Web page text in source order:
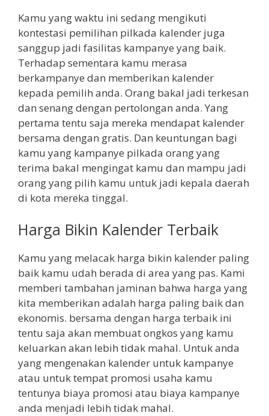
Kamu yang waktu ini sedang mengikuti
kontestasi pemilihan pilkada kalender juga
sanggup jadi fasilitas kampanye yang baik.
Terhadap sementara kamu merasa
berkampanye dan memberikan kalender
kepada pemilih anda. Orang bakal jadi terkesan
dan senang dengan pertolongan anda. Yang
pertama tentu saja mereka mendapat kalender
bersama dengan gratis. Dan keuntungan bagi
kamu yang kampanye pilkada orang yang
terima bakal mengingat kamu dan mampu jadi
orang yang pilih kamu untuk jadi kepala daerah
di kota mereka tinggal.
Harga Bikin Kalender Terbaik
Kamu yang melacak harga bikin kalender paling
baik kamu udah berada di area yang pas. Kami
memberi tambahan jaminan bahwa harga yang
kita memberikan adalah harga paling baik dan
ekonomis. bersama dengan harga terbaik ini
tentu saja akan membuat ongkos yang kamu
keluarkan akan lebih tidak mahal. Untuk anda
yang mengenakan kalender untuk kampanye
atau untuk tempat promosi usaha kamu
tentunya biaya promosi atau biaya kampanye
anda menjadi lebih tidak mahal.